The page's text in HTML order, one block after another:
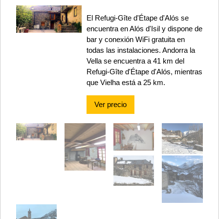
El Refugi-Gîte d'Étape d'Alós se
encuentra en Alós d'Isil y dispone de
bar y conexión WiFi gratuita en
todas las instalaciones. Andorra la
Vella se encuentra a 41 km del
Refugi-Gîte d'Étape d'Alós, mientras
que Vielha está a 25 km.
Ver precio